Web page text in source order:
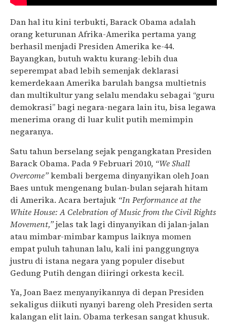
Dan hal itu kini terbukti, Barack Obama adalah
orang keturunan Afrika-Amerika pertama yang
berhasil menjadi Presiden Amerika ke-44.
Bayangkan, butuh waktu kurang-lebih dua
seperempat abad lebih semenjak deklarasi
kemerdekaan Amerika barulah bangsa multietnis
dan multikultur yang selalu mendaku sebagai “guru
demokrasi” bagi negara-negara lain itu, bisa legawa
menerima orang di luar kulit putih memimpin
negaranya.
Satu tahun berselang sejak pengangkatan Presiden
Barack Obama. Pada 9 Februari 2010, “We Shall
Overcome”kembali bergema dinyanyikan oleh Joan
Baes untuk mengenang bulan-bulan sejarah hitam
di Amerika. Acara bertajuk “In Performance at the
White House: A Celebration of Music from the Civil Rights
Movement,”jelas tak lagi dinyanyikan di jalan-jalan
atau mimbar-mimbar kampus laiknya momen
empat puluh tahunan lalu, kali ini panggungnya
justru di istana negara yang populer disebut
Gedung Putih dengan diiringi orkesta kecil.
Ya, Joan Baez menyanyikannya di depan Presiden
sekaligus diikuti nyanyi bareng oleh Presiden serta
kalangan elit lain. Obama terkesan sangat khusuk.